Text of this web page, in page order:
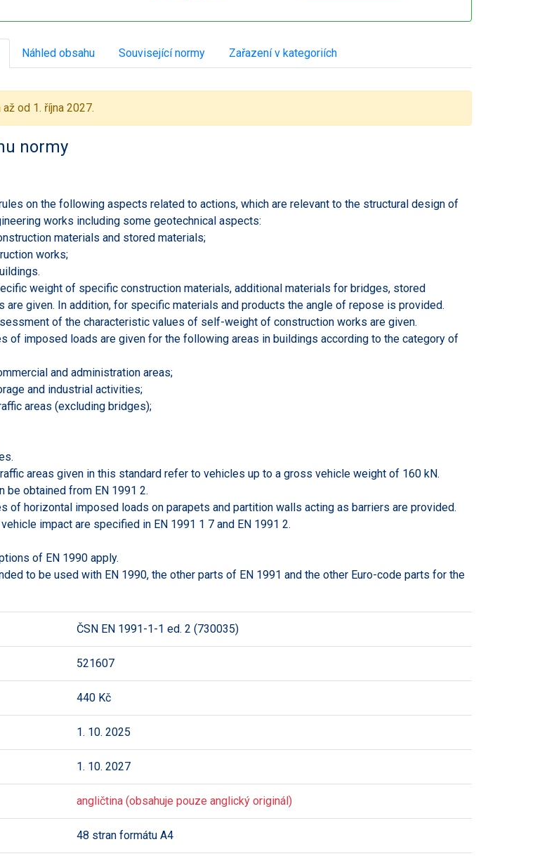
Náhled obsahu Související normy Zařazení v kategoriích
od 1. října 2027.
normy
on the following aspects related to actions, which are relevant to the structural design of
works including some geotechnical aspects:
materials and stored materials;
works;
weight of specific construction materials, additional materials for bridges, stored
are given. In addition, for specific materials and products the angle of repose is provided.
of the characteristic values of self-weight of construction works are given.
of imposed loads are given for the following areas in buildings according to the category of
and administration areas;
and industrial activities;
areas (excluding bridges);
areas given in this standard refer to vehicles up to a gross vehicle weight of 160 kN.
be obtained from EN 1991 2.
of horizontal imposed loads on parapets and partition walls acting as barriers are provided.
impact are specified in EN 1991 1 7 and EN 1991 2.
of EN 1990 apply.
to be used with EN 1990, the other parts of EN 1991 and the other Euro-code parts for the
ČSN EN 1991-1-1 ed. 2 (730035)
521607
440 Kč
1. 10. 2025
1. 10. 2027
angličtina (obsahuje pouze anglický originál)
48 stran formátu A4